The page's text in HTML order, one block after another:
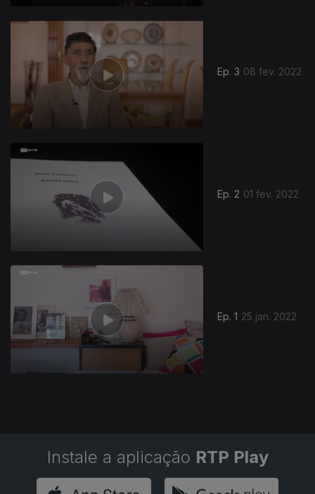
Ep. 3 08 fev. 2022
Ep. 2 01 fev. 2022
Ep. 1 25 jan. 2022
594464
Instale a aplicação RTP Play